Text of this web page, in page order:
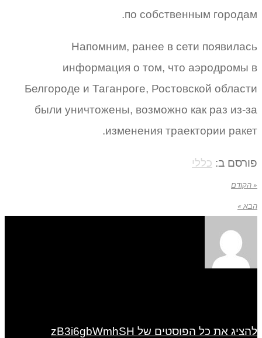
по собственным городам.
Напомним, ранее в сети появилась
информация о том, что аэродромы в
Белгороде и Таганроге, Ростовской области
были уничтожены, возможно как раз из-за
изменения траектории ракет.
פורסם ב: כללי
« הקודם
הבא »
להציג את כל הפוסטים של zB3i6gbWmhSH